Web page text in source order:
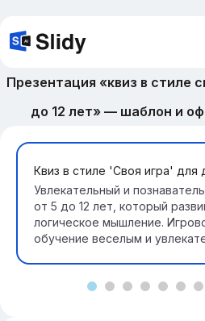
Презентация «квиз в стиле
до 12 лет» — шаблон и
Квиз в стиле 'Своя игра' для
Увлекательный и
от 5 до 12 лет, который
логическое мышление.
обучение веселым и